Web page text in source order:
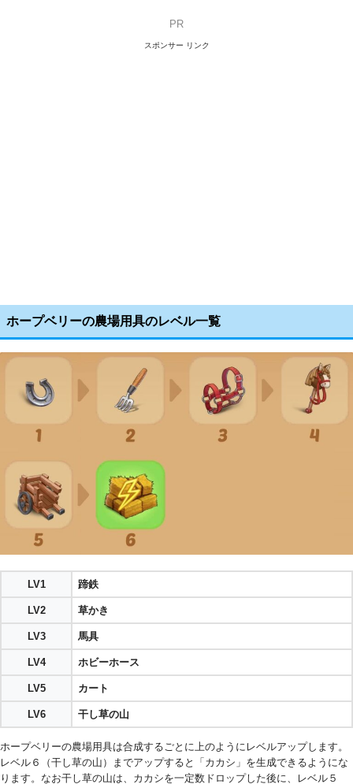
PR
スポンサー リンク
ホープベリーの農場用具のレベル一覧
LV1 蹄鉄
LV2 草かき
LV3 馬具
LV4 ホビーホース
LV5 カート
LV6 干し草の山
ホープベリーの農場用具は合成するごとに上のようにレベルアップします。
レベル６（干し草の山）までアップすると「カカシ」を生成できるようにな
ります。なお干し草の山は、カカシを一定数ドロップした後に、レベル５